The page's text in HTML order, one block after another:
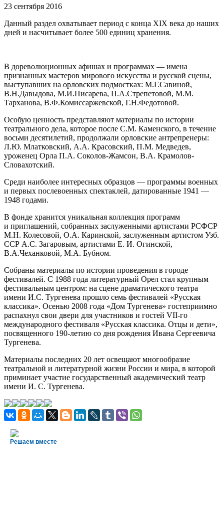
23 сентября 2016
Данный раздел охватывает период с конца XIX века до наших
дней и насчитывает более 500 единиц хранения.
В дореволюционных афишах и программах — имена
признанных мастеров мирового искусства и русской сцены,
выступавших на орловских подмостках: М.Г.Савиной,
В.Н.Давыдова, М.И.Писарева, П.А.Стрепетовой, М.М.
Тарханова, В.Ф.Комиссаржевской, Г.Н.Федотовой.
Особую ценность представляют материалы по истории
театрального дела, которое после С.М. Каменского, в течение
восьми десятилетий, продолжали орловские антрепренеры:
Л.Ю. Млатковский, А.А. Красовский, П.М. Медведев,
уроженец Орла П.А. Соколов-Жамсон, В.А. Крамолов-
Словахотский.
Среди наиболее интересных образцов — программы военных
и первых послевоенных спектаклей, датированные 1941 —
1948 годами.
В фонде хранится уникальная коллекция программ
и приглашений, собранных заслуженными артистами РСФСР
М.Н. Колесовой, О.А. Каринской, заслуженным артистом Узб.
ССР А.С. Загаровым, артистами Е. И. Огинской,
В.А.Чеханковой, М.А. Бубном.
Собраны материалы по истории проведения в городе
фестивалей. С 1988 года литературный Орел стал крупным
фестивальным центром: на сцене драматического театра
имени И.С. Тургенева прошло семь фестивалей «Русская
классика». Осенью 2008 года «Дом Тургенева» гостеприимно
распахнул свои двери для участников и гостей VII-го
международного фестиваля «Русская классика. Отцы и дети»,
посвященного 190-летию со дня рождения Ивана Сергеевича
Тургенева.
Материалы последних 20 лет освещают многообразие
театральной и литературной жизни России и мира, в которой
приминает участие государственный академический театр
имени И. С. Тургенева.
Решаем вместе